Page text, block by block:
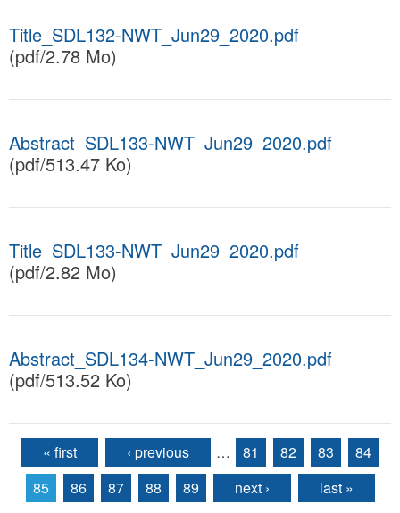
Title_SDL132-NWT_Jun29_2020.pdf
(pdf/2.78 Mo)
Abstract_SDL133-NWT_Jun29_2020.pdf
(pdf/513.47 Ko)
Title_SDL133-NWT_Jun29_2020.pdf
(pdf/2.82 Mo)
Abstract_SDL134-NWT_Jun29_2020.pdf
(pdf/513.52 Ko)
Pages
« first ‹ previous … 81 82 83
84
85
86 87 88 89 next › last »